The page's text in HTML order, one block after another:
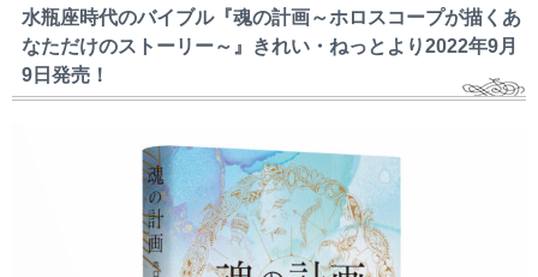
水瓶座時代のバイブル『魂の計画～ホロスコープが描くあ
なただけのストーリー～』きれい・ねっとより2022年9月
9日発売！